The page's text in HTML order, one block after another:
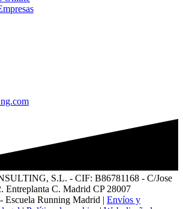
ng.com
S.L. - CIF: B86781168 - C/Jose
Entreplanta C. Madrid CP 28007
- Escuela Running Madrid | Envíos y